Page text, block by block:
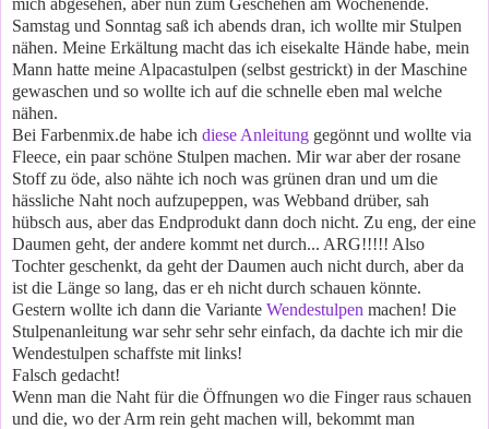
Samstag und Sonntag saß ich abends dran, ich wollte mir Stulpen
nähen. Meine Erkältung macht das ich eisekalte Hände habe, mein
Mann hatte meine Alpacastulpen (selbst gestrickt) in der Maschine
gewaschen und so wollte ich auf die schnelle eben mal welche
nähen.
Bei Farbenmix.de habe ich diese Anleitung gegönnt und wollte via
Fleece, ein paar schöne Stulpen machen. Mir war aber der rosane
Stoff zu öde, also nähte ich noch was grünen dran und um die
hässliche Naht noch aufzupeppen, was Webband drüber, sah
hübsch aus, aber das Endprodukt dann doch nicht. Zu eng, der eine
Daumen geht, der andere kommt net durch... ARG!!!!! Also
Tochter geschenkt, da geht der Daumen auch nicht durch, aber da
ist die Länge so lang, das er eh nicht durch schauen könnte.
Gestern wollte ich dann die Variante Wendestulpen machen! Die
Stulpenanleitung war sehr sehr sehr einfach, da dachte ich mir die
Wendestulpen schaffste mit links!
Falsch gedacht!
Wenn man die Naht für die Öffnungen wo die Finger raus schauen
und die, wo der Arm rein geht machen will, bekommt man